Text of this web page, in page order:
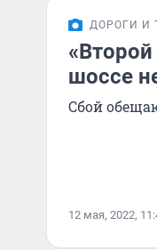
ДОРОГИ И
шоссе
Сбой
12 мая, 2022,